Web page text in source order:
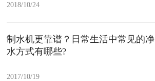
2018/10/24
制水机更靠谱？日常生活中常见的净
水方式有哪些?
2017/10/19